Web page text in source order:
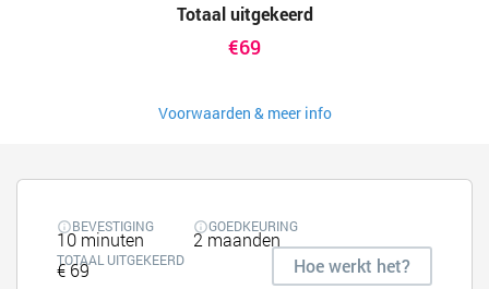
Totaal uitgekeerd
€69
Voorwaarden & meer info
BEVESTIGING
10 minuten
GOEDKEURING
2 maanden
TOTAAL UITGEKEERD
€ 69 Hoe werkt het?